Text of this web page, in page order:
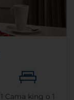
1 Cama king o1